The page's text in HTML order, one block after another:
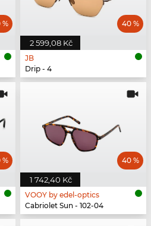
%
2 599,08 Kč
40 %
JB
Drip - 4
%
1 742,40 Kč
40 %
VOOY by edel-optics
Cabriolet Sun - 102-04